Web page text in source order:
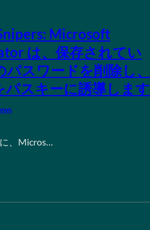
Microsoft
は、保存されてい
スワードを削除し、
パスキーに誘導します
、Micros…